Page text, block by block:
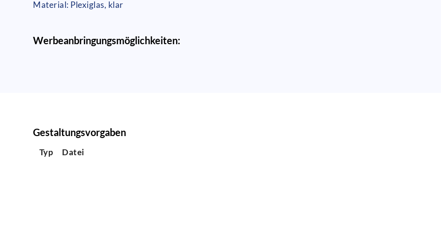
Material: Plexiglas, klar
Werbeanbringungsmöglichkeiten:
Gestaltungsvorgaben
Typ Datei